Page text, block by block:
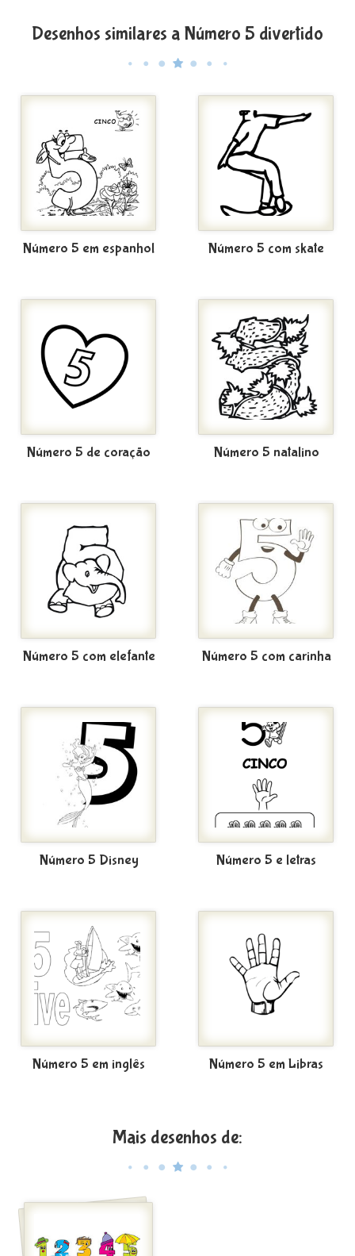
Desenhos similares a Número 5 divertido
Número 5 em espanhol Número 5 com skate
Número 5 de coração Número 5 natalino
Número 5 com elefante Número 5 com carinha
Número 5 Disney Número 5 e letras
Número 5 em inglês Número 5 em Libras
Mais desenhos de: